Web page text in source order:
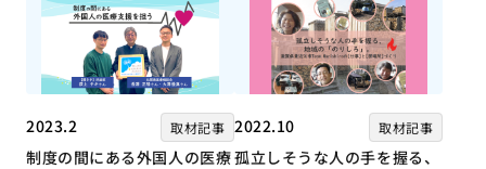
2023.2 取材記事
制度の間にある外国人の医療
2022.10 取材記事
孤立しそうな人の手を握る、